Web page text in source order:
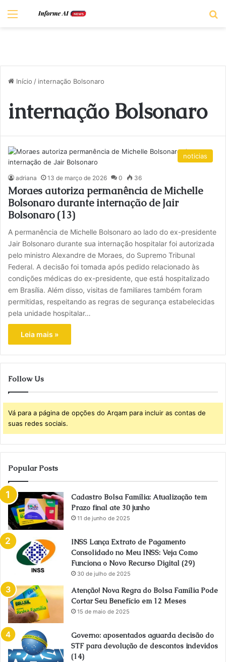
Menu
Início / internação Bolsonaro
internação Bolsonaro
noticias
adriana 13 de março de 2026 0 36
Moraes autoriza permanência de Michelle
Bolsonaro durante internação de Jair
Bolsonaro (13)
A permanência de Michelle Bolsonaro ao lado do ex-presidente
Jair Bolsonaro durante sua internação hospitalar foi autorizada
pelo ministro Alexandre de Moraes, do Supremo Tribunal
Federal. A decisão foi tomada após pedido relacionado às
condições médicas do ex-presidente, que está hospitalizado
em Brasília. Além disso, visitas de familiares também foram
permitidas, respeitando as regras de segurança estabelecidas
pela unidade hospitalar…
Leia mais »
Follow Us
Vá para a página de opções do Arqam para incluir as contas de
suas redes sociais.
Popular Posts
Cadastro Bolsa Família: Atualização tem
Prazo final ate 30 junho
11 de junho de 2025
INSS Lança Extrato de Pagamento
Consolidado no Meu INSS: Veja Como
Funciona o Novo Recurso Digital (29)
30 de julho de 2025
Atenção! Nova Regra do Bolsa Família Pode
Cortar Seu Benefício em 12 Meses
15 de maio de 2025
Governo: aposentados aguarda decisão do
STF para devolução de descontos indevidos
(14)